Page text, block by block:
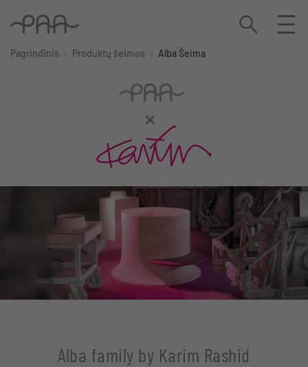
Pagrindinis Produktų šeimos Alba Šeima
Alba family by Karim Rashid